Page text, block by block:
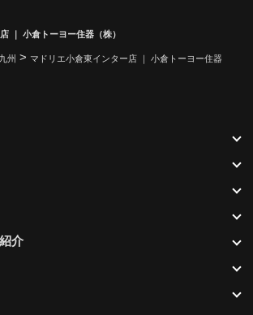
｜ 小倉トーヨー住器（株）
九州 > マドリエ小倉東インター店 ｜ 小倉トーヨー住器
介